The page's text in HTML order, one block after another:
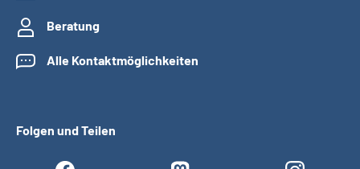
Beratung
Alle Kontaktmöglichkeiten
Folgen und Teilen